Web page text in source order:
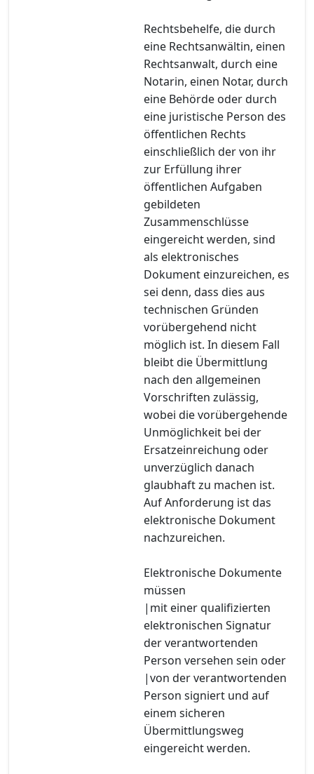
Rechtsbehelfe, die durch
eine Rechtsanwältin, einen
Rechtsanwalt, durch eine
Notarin, einen Notar, durch
eine Behörde oder durch
eine juristische Person des
öffentlichen Rechts
einschließlich der von ihr
zur Erfüllung ihrer
öffentlichen Aufgaben
gebildeten
Zusammenschlüsse
eingereicht werden, sind
als elektronisches
Dokument einzureichen, es
sei denn, dass dies aus
technischen Gründen
vorübergehend nicht
möglich ist. In diesem Fall
bleibt die Übermittlung
nach den allgemeinen
Vorschriften zulässig,
wobei die vorübergehende
Unmöglichkeit bei der
Ersatzeinreichung oder
unverzüglich danach
glaubhaft zu machen ist.
Auf Anforderung ist das
elektronische Dokument
nachzureichen.
Elektronische Dokumente
müssen
|mit einer qualifizierten
elektronischen Signatur
der verantwortenden
Person versehen sein oder
|von der verantwortenden
Person signiert und auf
einem sicheren
Übermittlungsweg
eingereicht werden.